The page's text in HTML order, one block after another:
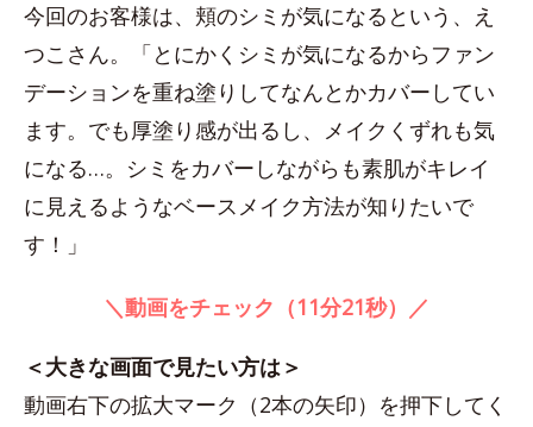
今回のお客様は、頬のシミが気になるという、え
つこさん。「とにかくシミが気になるからファン
デーションを重ね塗りしてなんとかカバーしてい
ます。でも厚塗り感が出るし、メイクくずれも気
になる…。シミをカバーしながらも素肌がキレイ
に見えるようなベースメイク方法が知りたいで
す！」
＼動画をチェック（11分21秒）／
＜大きな画面で見たい方は＞
動画右下の拡大マーク（2本の矢印）を押下してく